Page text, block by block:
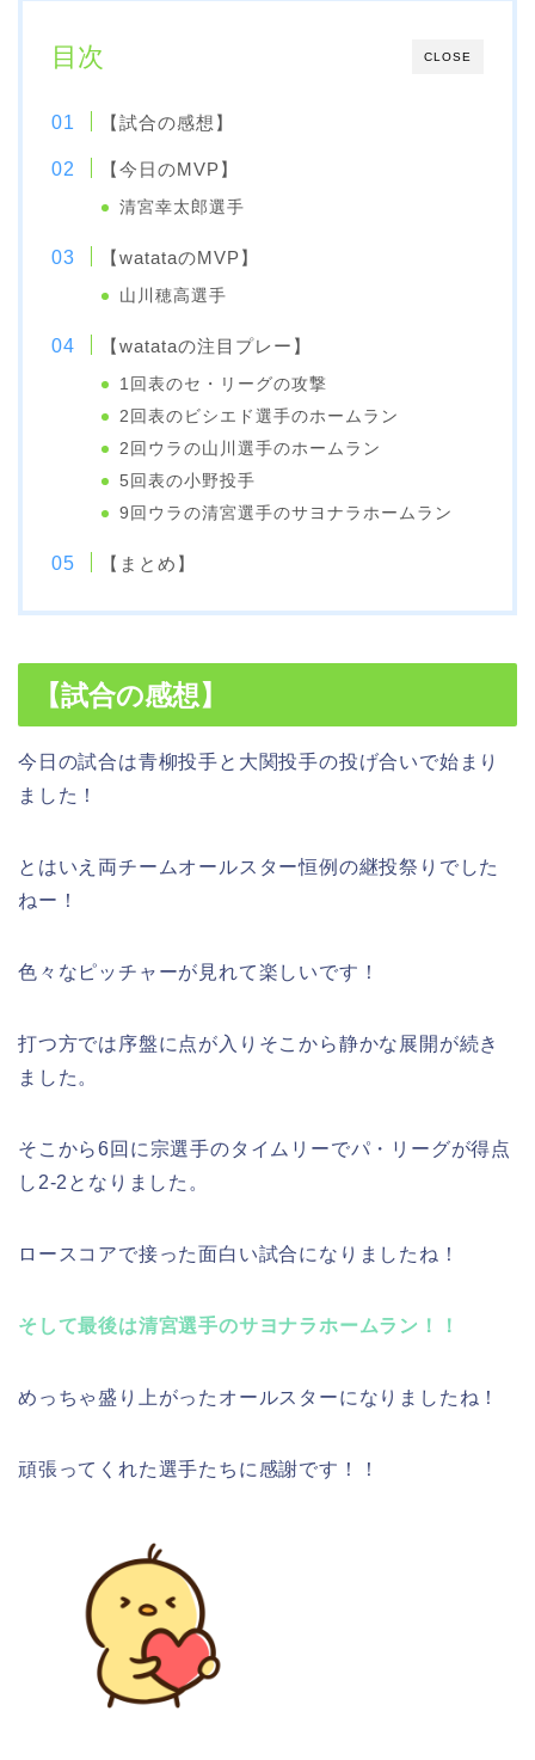
CLOSE
目次
【試合の感想】
【今日のMVP】
清宮幸太郎選手
【watataのMVP】
山川穂高選手
【watataの注目プレー】
1回表のセ・リーグの攻撃
2回表のビシエド選手のホームラン
2回ウラの山川選手のホームラン
5回表の小野投手
9回ウラの清宮選手のサヨナラホームラン
【まとめ】
【試合の感想】
今日の試合は青柳投手と大関投手の投げ合いで始まり
ました！
とはいえ両チームオールスター恒例の継投祭りでした
ねー！
色々なピッチャーが見れて楽しいです！
打つ方では序盤に点が入りそこから静かな展開が続き
ました。
そこから6回に宗選手のタイムリーでパ・リーグが得点
し2-2となりました。
ロースコアで接った面白い試合になりましたね！
そして最後は清宮選手のサヨナラホームラン！！
めっちゃ盛り上がったオールスターになりましたね！
頑張ってくれた選手たちに感謝です！！